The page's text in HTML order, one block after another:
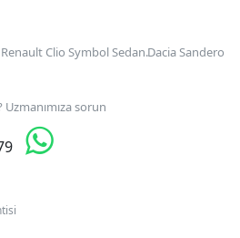
Clio Symbol Sedan.Dacia Sandero
sorun
